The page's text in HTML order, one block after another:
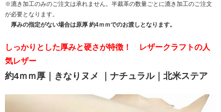
※漉き加工のみのご注文は承れません。半裁革の数量ごとに漉き加工のご注文
が必要となります。
厚みの指定がない場合は原厚 約4ｍｍでのお渡しとなります。
しっかりとした厚みと硬さが特徴！ レザークラフトの人
気レザー
約4ｍｍ厚｜きなりヌメ ｜ナチュラル｜北米ステア